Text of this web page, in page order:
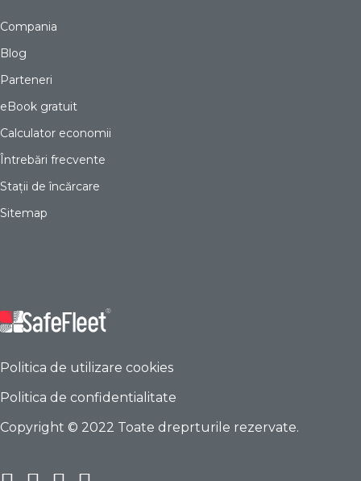
Compania
Blog
Parteneri
eBook gratuit
Calculator economii
Întrebări frecvente
Stații de încărcare
Sitemap
Politica de utilizare cookies
Politica de confidentialitate
Copyright © 2022 Toate dreprturile rezervate.